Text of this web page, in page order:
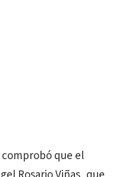
que el